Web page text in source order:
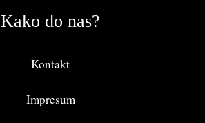
Kako do nas?
Kontakt
Impresum